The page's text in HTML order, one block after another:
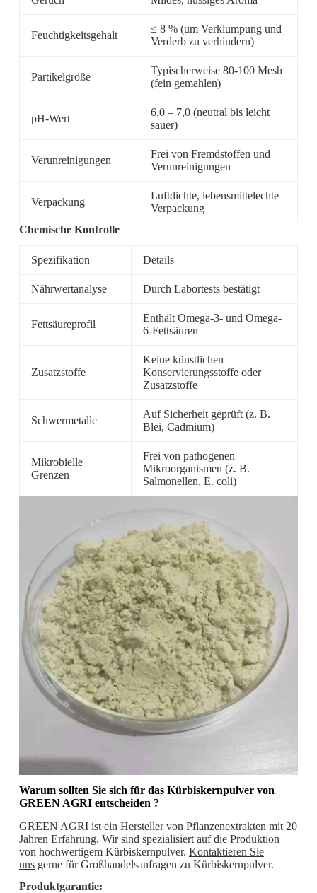
Feuchtigkeitsgehalt
≤ 8 % (um Verklumpung und
Verderb zu verhindern)
Partikelgröße
Typischerweise 80-100 Mesh
(fein gemahlen)
pH-Wert
6,0 – 7,0 (neutral bis leicht
sauer)
Verunreinigungen
Frei von Fremdstoffen und
Verunreinigungen
Verpackung
Luftdichte, lebensmittelechte
Verpackung
Chemische Kontrolle
Spezifikation Details
Nährwertanalyse Durch Labortests bestätigt
Fettsäureprofil
Enthält Omega-3- und Omega-
6-Fettsäuren
Zusatzstoffe
Keine künstlichen
Konservierungsstoffe oder
Zusatzstoffe
Schwermetalle
Auf Sicherheit geprüft (z. B.
Blei, Cadmium)
Mikrobielle
Grenzen
Frei von pathogenen
Mikroorganismen (z. B.
Salmonellen, E. coli)
Warum sollten Sie sich für das Kürbiskernpulver von
GREEN AGRI entscheiden ?
GREEN AGRIist ein Hersteller von Pflanzenextrakten mit 20
Jahren Erfahrung. Wir sind spezialisiert auf die Produktion
von hochwertigem Kürbiskernpulver. Kontaktieren Sie
unsgerne für Großhandelsanfragen zu Kürbiskernpulver.
Produktgarantie: